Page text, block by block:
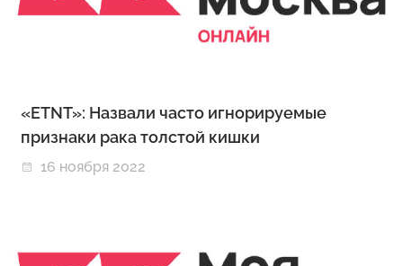
«ETNT»: Назвали часто игнорируемые
признаки рака толстой кишки
16 ноября 2022